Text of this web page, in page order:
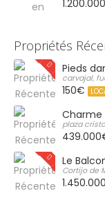
Propriétés
Pieds
carvajal,
150€
Charme
plaza
Le
Cortijo de